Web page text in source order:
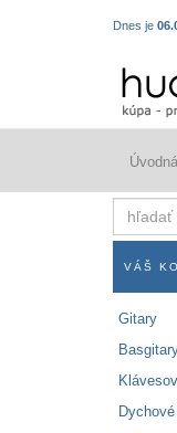
Dnes je
produkt
VÁŠ
Gitary